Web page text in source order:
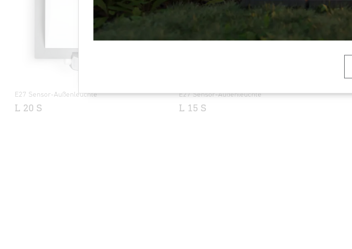
E27 Sensor-Außenleuchte
L 20 S
E27 Sensor-Außenleuchte
L 15 S